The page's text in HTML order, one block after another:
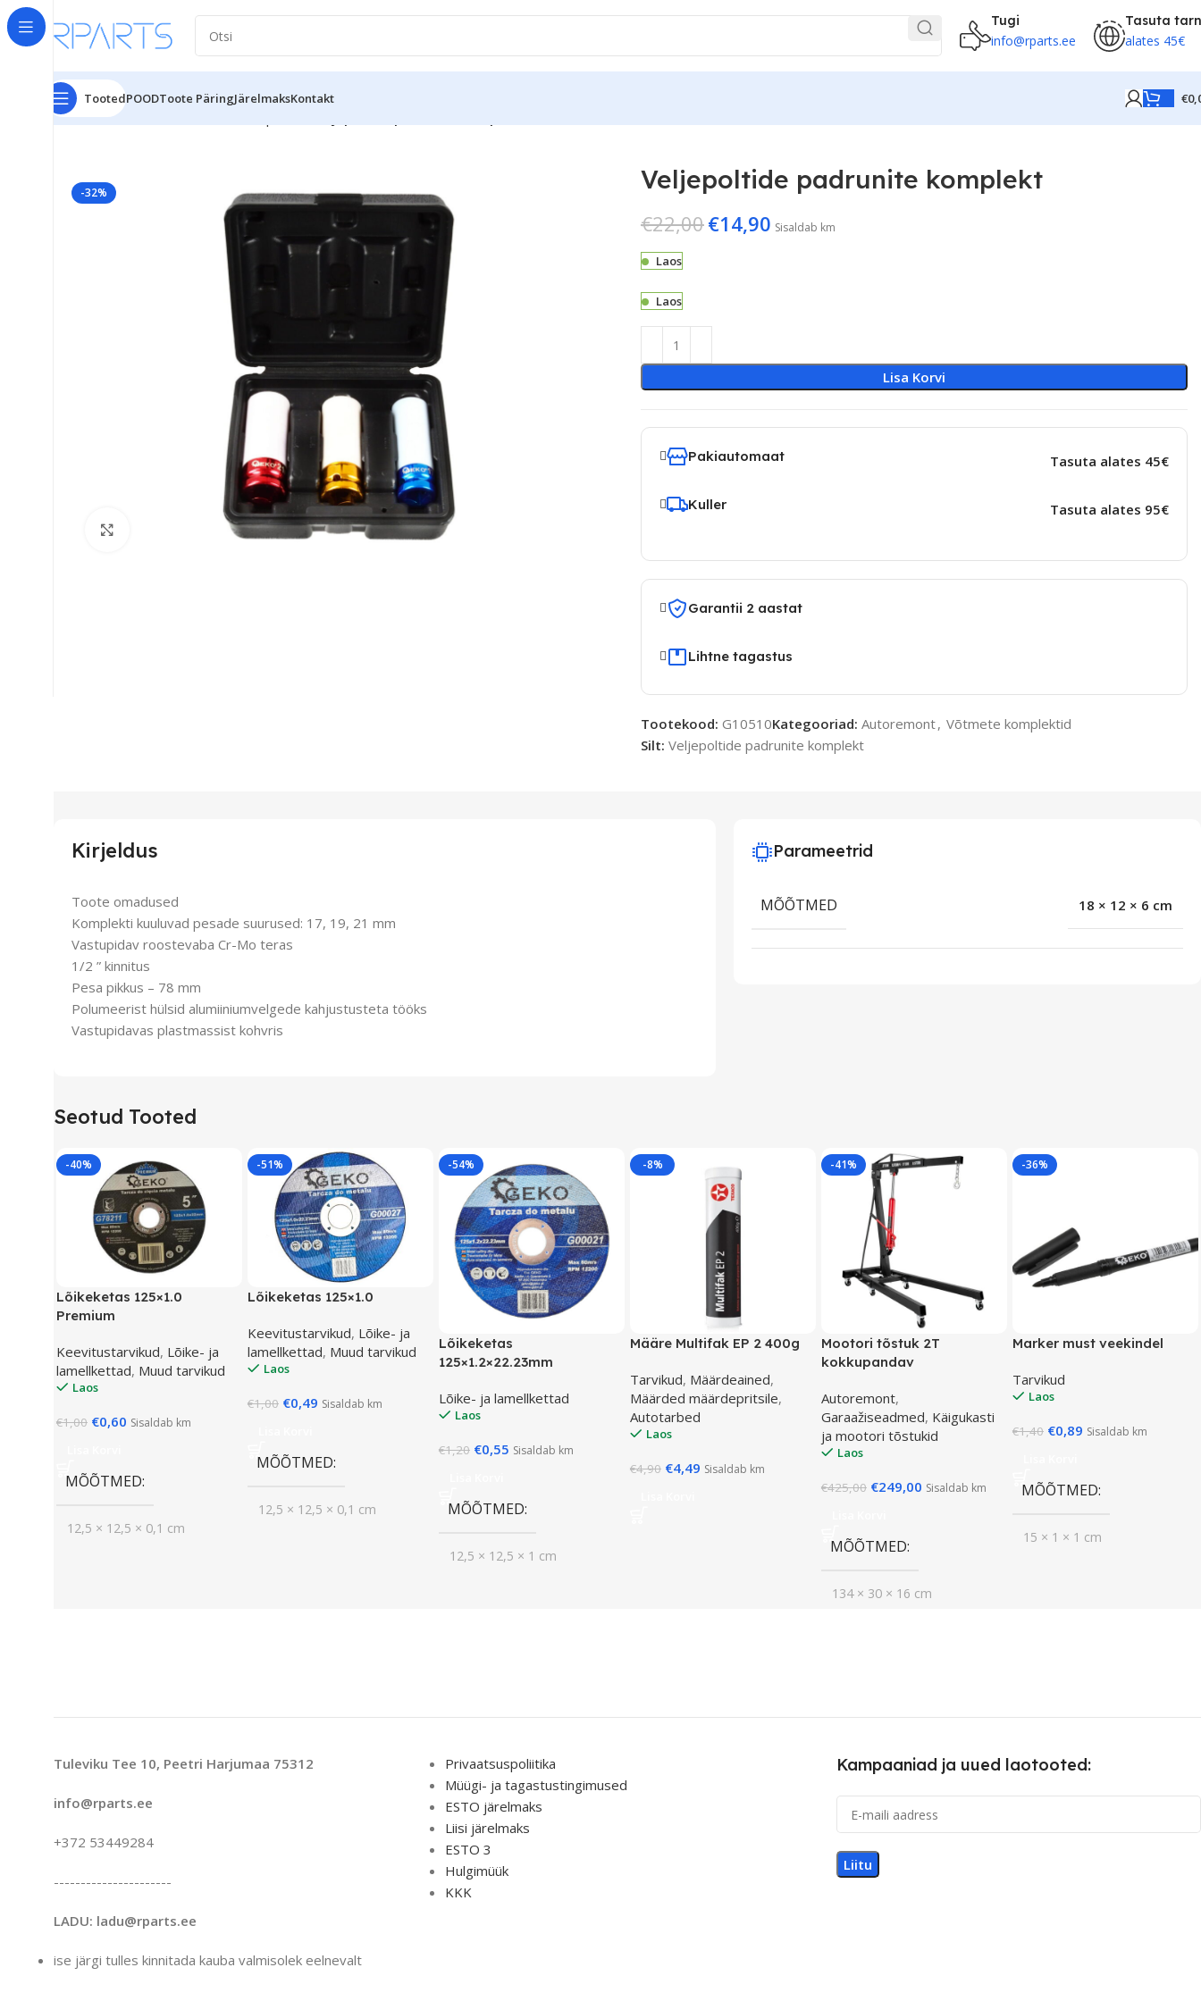
Tugi
info@rparts.ee
Tasuta
alates 45€
TootedPOODToote PäringJärelmaksKontakt €
Esileht Tööriistad
-32% Veljepoltide padrunite komplekt
€22,00€14,90 Sisaldab km
Laos
Laos
Lisa Korvi
Pakiautomaat Tasuta alates 45€
Kuller Tasuta alates 95€
Garantii 2 aastat
Lihtne tagastus
Tootekood: G10510Kategooriad: Autoremont, Võtmete komplektid
Silt: Veljepoltide padrunite komplekt
Kirjeldus
Toote omadused
Komplekti kuuluvad pesade suurused: 17, 19, 21 mm
Vastupidav roostevaba Cr-Mo teras
1/2 ” kinnitus
Pesa pikkus – 78 mm
Polumeerist hülsid alumiiniumvelgede kahjustusteta tööks
Vastupidavas plastmassist kohvris
Parameetrid
MÕÕTMED 18 × 12 × 6 cm
Seotud Tooted
-40%
Lõikeketas 125×1.0
Premium
Keevitustarvikud, Lõike- ja
lamellkettad, Muud tarvikud
Laos
€1,00 €0,60 Sisaldab km
MÕÕTMED
12,5 × 12,5 × 0,1 cm
-51%
Lõikeketas 125×1.0
Keevitustarvikud, Lõike- ja
lamellkettad, Muud tarvikud
Laos
€1,00 €0,49 Sisaldab km
MÕÕTMED
12,5 × 12,5 × 0,1 cm
-54%
Lõikeketas
125×1.2×22.23mm
Lõike- ja lamellkettad
Laos
€1,20 €0,55 Sisaldab km
MÕÕTMED
12,5 × 12,5 × 1 cm
-8%
Määre Multifak EP 2 400g
Tarvikud, Määrdeained,
Määrded määrdepritsile,
Autotarbed
Laos
€4,90 €4,49 Sisaldab km
-41%
Mootori tõstuk 2T
kokkupandav
Autoremont,
Garaažiseadmed, Käigukasti
ja mootori tõstukid
Laos
€425,00 €249,00 Sisaldab km
MÕÕTMED
134 × 30 × 16 cm
-36%
Marker must veekindel
Tarvikud
Laos
€1,40 €0,89 Sisaldab km
MÕÕTMED
15 × 1 × 1 cm
Tuleviku Tee 10, Peetri Harjumaa 75312
info@rparts.ee
+372 53449284
----------------------
LADU: ladu@rparts.ee
ise järgi tulles kinnitada kauba valmisolek eelnevalt
Privaatsuspoliitika
Müügi- ja tagastustingimused
ESTO järelmaks
Liisi järelmaks
ESTO 3
Hulgimüük
KKK
Kampaaniad ja uued laotooted: